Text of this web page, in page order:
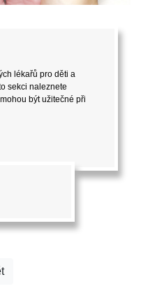
lékařů pro děti a
sekci naleznete
být užitečné při